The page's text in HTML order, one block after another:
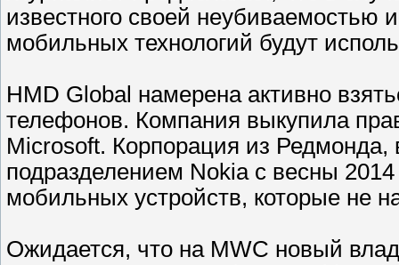
известного своей неубиваемостью
мобильных технологий будут
HMD Global намерена активно
телефонов. Компания выкупила
Microsoft. Корпорация из
подразделением Nokia с весны
мобильных устройств, которые не
Ожидается, что на MWC новый